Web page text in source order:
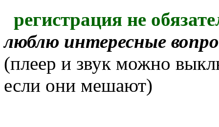
регистрация не
люблю интересные
(плеер и звук можно
если они мешают)